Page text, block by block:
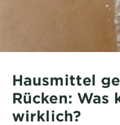
Hausmittel
Rücken: Was
wirklich?